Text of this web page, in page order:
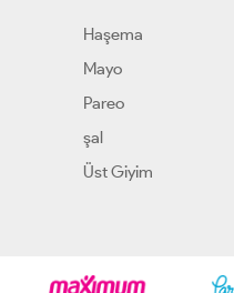
Haşema
Mayo
Pareo
şal
Üst Giyim